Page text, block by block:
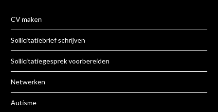
CV maken
Sollicitatiebrief schrijven
Sollicitatiegesprek voorbereiden
Netwerken
Autisme